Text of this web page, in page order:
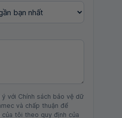
với Chính sách bảo vệ dữ
và chấp thuận để
của tôi theo quy định của